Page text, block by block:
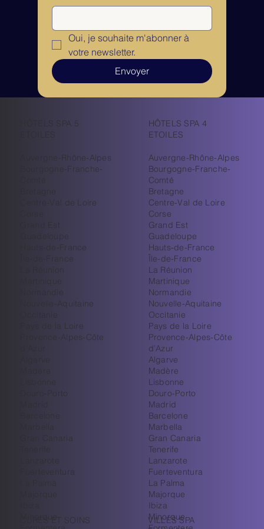
Oui, je souhaite m'abonner à
votre newsletter.
Envoyer
HÔTELS SPA 5
Auvergne-Rhône-Alpes
Bourgogne-Franche-
Centre-Val de Loire
Guadeloupe
Hauts-de-France
Île-de-France
La Réunion
Nouvelle-Aquitaine
Pays de la Loire
Provence-Alpes-Côte
Douro-Porto
Gran Canaria
Fuerteventura
HÔTELS SPA 4
ETOILES
Auvergne-Rhône-Alpes
Bourgogne-Franche-
Comté
Bretagne
Centre-Val de Loire
Corse
Grand Est
Guadeloupe
Hauts-de-France
Île-de-France
La Réunion
Martinique
Normandie
Nouvelle-Aquitaine
Occitanie
Pays de la Loire
Provence-Alpes-Côte
d’Azur
Algarve
Madère
Lisbonne
Douro-Porto
Madrid
Barcelone
Marbella
Gran Canaria
Tenerife
Lanzarote
Fuerteventura
La Palma
Majorque
Ibiza
Minorque
CURES ET SOINS
VILLES SPA